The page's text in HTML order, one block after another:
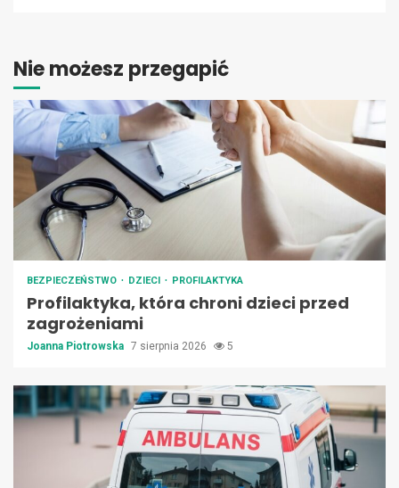
Nie możesz przegapić
BEZPIECZEŃSTWO DZIECI PROFILAKTYKA
Profilaktyka, która chroni dzieci przed
zagrożeniami
Joanna Piotrowska 7 sierpnia 2026 5